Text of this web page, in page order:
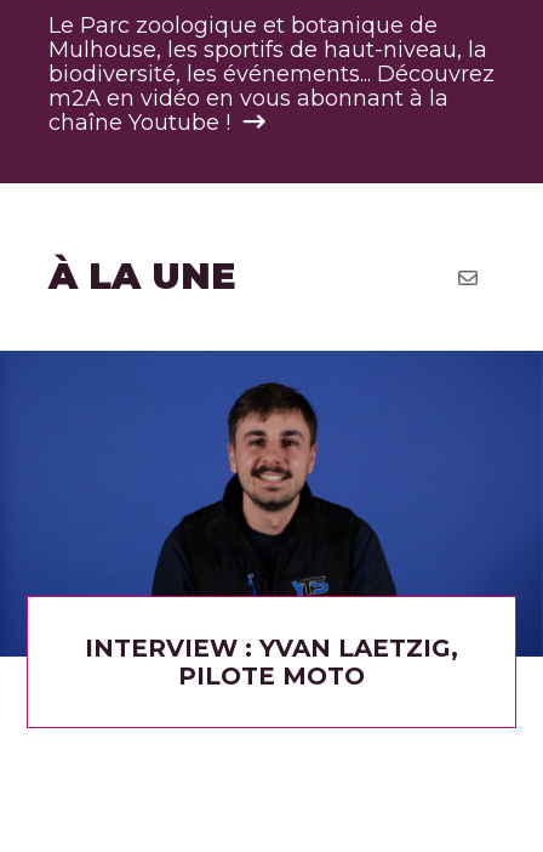
Le Parc zoologique et botanique de
Mulhouse, les sportifs de haut-niveau, la
biodiversité, les événements... Découvrez
m2A en vidéo en vous abonnant à la
chaîne Youtube !
À LA UNE
INTERVIEW : YVAN LAETZIG,
PILOTE MOTO